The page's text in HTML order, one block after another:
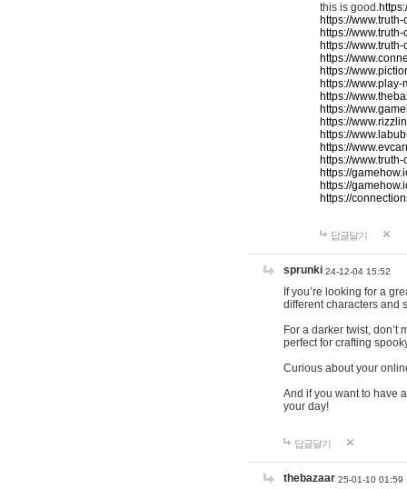
this is good.
https://
https://
https://
https://
https://
https://
https://
https://
https://
https://
https://
https://
https://
https://
https://
답글달기
sprunki 24-12-04 15:52
If you’re looking for a
different characters and
For a darker twist, don’t
perfect for crafting
Curious about your
And if you want to have
your day!
답글달기
thebazaar 25-01-10 01:59